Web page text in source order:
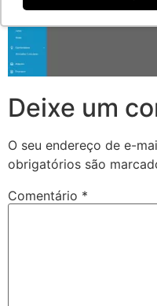
Deixe um
O seu endereço de e-
obrigatórios são
Comentário *